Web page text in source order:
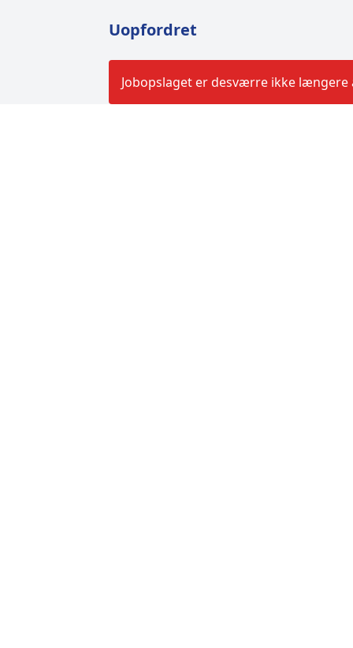
Uopfordret
Jobopslaget er desværre ikke længere